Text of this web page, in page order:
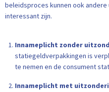
beleidsproces kunnen ook
interessant zijn.
Innameplicht zonder
statiegeldverpakkingen is
te nemen en de consument
Innameplicht met